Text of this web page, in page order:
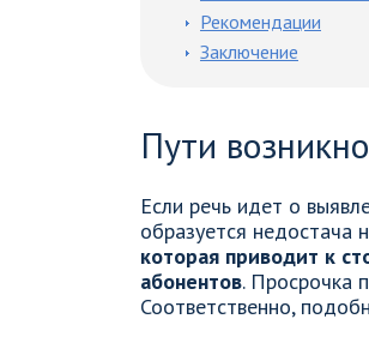
Рекомендации
Заключение
Пути
Если речь идет о
образуется недостача
которая приводит к
абонентов. Просрочка
Соответственно,